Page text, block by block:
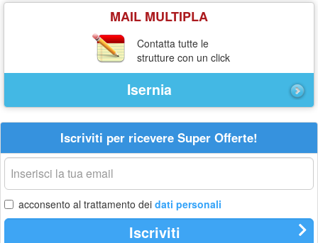
MAIL MULTIPLA
Contatta tutte le
strutture con un click
Isernia
Iscriviti per ricevere Super Offerte!
La
tua
email
acconsento al trattamento dei dati personali
Iscriviti